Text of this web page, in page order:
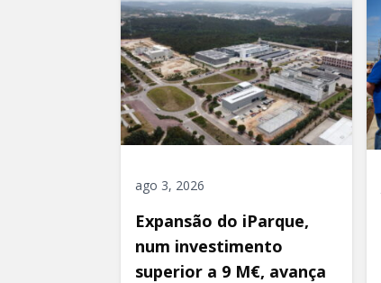
ago 3, 2026
Expansão do iParque,
num investimento
superior a 9 M€, avança